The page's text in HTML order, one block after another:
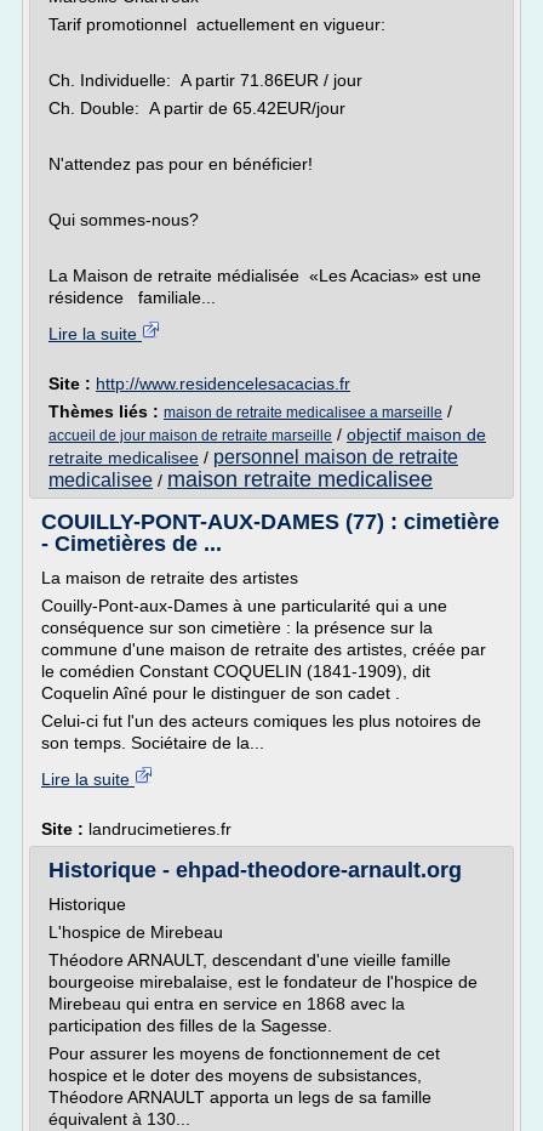
Tarif promotionnel actuellement en vigueur:
Ch. Individuelle: A partir 71.86EUR / jour
Ch. Double: A partir de 65.42EUR/jour
N'attendez pas pour en bénéficier!
Qui sommes-nous?
La Maison de retraite médialisée «Les Acacias» est une
résidence familiale...
Lire la suite
Site : http://www.residencelesacacias.fr
Thèmes liés : maison de retraite medicalisee a marseille /
accueil de jour maison de retraite marseille / objectif maison de
retraite medicalisee / personnel maison de retraite
medicalisee / maison retraite medicalisee
COUILLY-PONT-AUX-DAMES (77) : cimetière
- Cimetières de ...
La maison de retraite des artistes
Couilly-Pont-aux-Dames à une particularité qui a une
conséquence sur son cimetière : la présence sur la
commune d'une maison de retraite des artistes, créée par
le comédien Constant COQUELIN (1841-1909), dit
Coquelin Aîné pour le distinguer de son cadet .
Celui-ci fut l'un des acteurs comiques les plus notoires de
son temps. Sociétaire de la...
Lire la suite
Site : landrucimetieres.fr
Historique - ehpad-theodore-arnault.org
Historique
L'hospice de Mirebeau
Théodore ARNAULT, descendant d'une vieille famille
bourgeoise mirebalaise, est le fondateur de l'hospice de
Mirebeau qui entra en service en 1868 avec la
participation des filles de la Sagesse.
Pour assurer les moyens de fonctionnement de cet
hospice et le doter des moyens de subsistances,
Théodore ARNAULT apporta un legs de sa famille
équivalent à 130...